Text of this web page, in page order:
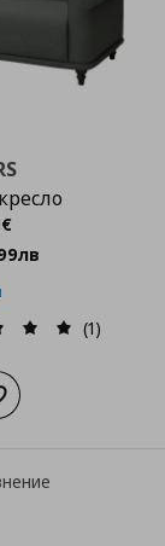
€638,60 €
лв
(1)
кошницата
към